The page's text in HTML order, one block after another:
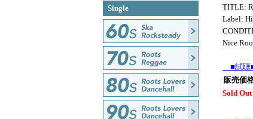
TITLE:
Label:
Nice
■試聴
販売価
Sold Out
Single